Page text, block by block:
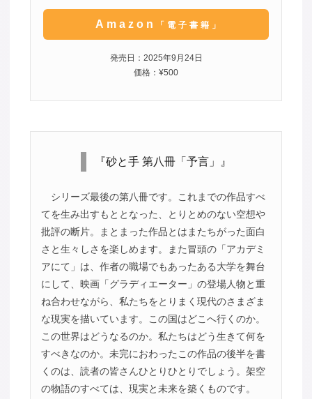
Amazon 「電子書籍」
発売日：2025年9月24日
価格：¥500
『砂と手 第八冊「予言」』
シリーズ最後の第八冊です。これまでの作品すべ
てを生み出すもととなった、とりとめのない空想や
批評の断片。まとまった作品とはまたちがった面白
さと生々しさを楽しめます。また冒頭の「アカデミ
アにて」は、作者の職場でもあったある大学を舞台
にして、映画「グラディエーター」の登場人物と重
ね合わせながら、私たちをとりまく現代のさまざま
な現実を描いています。この国はどこへ行くのか。
この世界はどうなるのか。私たちはどう生きて何を
すべきなのか。未完におわったこの作品の後半を書
くのは、読者の皆さんひとりひとりでしょう。架空
の物語のすべては、現実と未来を築くものです。